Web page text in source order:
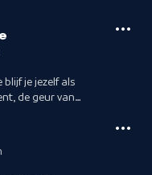
blijf je jezelf als
de geur van